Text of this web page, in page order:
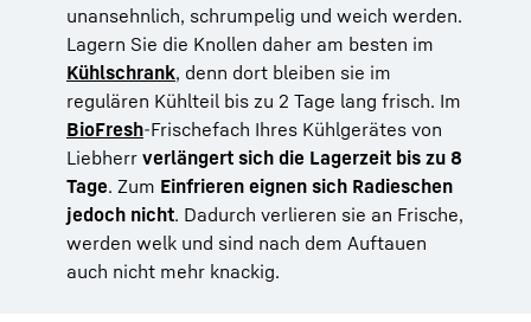
unansehnlich, schrumpelig und weich werden.
Lagern Sie die Knollen daher am besten im
Kühlschrank, denn dort bleiben sie im
regulären Kühlteil bis zu 2 Tage lang frisch. Im
BioFresh-Frischefach Ihres Kühlgerätes von
Liebherr verlängert sich die Lagerzeit bis zu 8
Tage. Zum Einfrieren eignen sich Radieschen
jedoch nicht. Dadurch verlieren sie an Frische,
werden welk und sind nach dem Auftauen
auch nicht mehr knackig.